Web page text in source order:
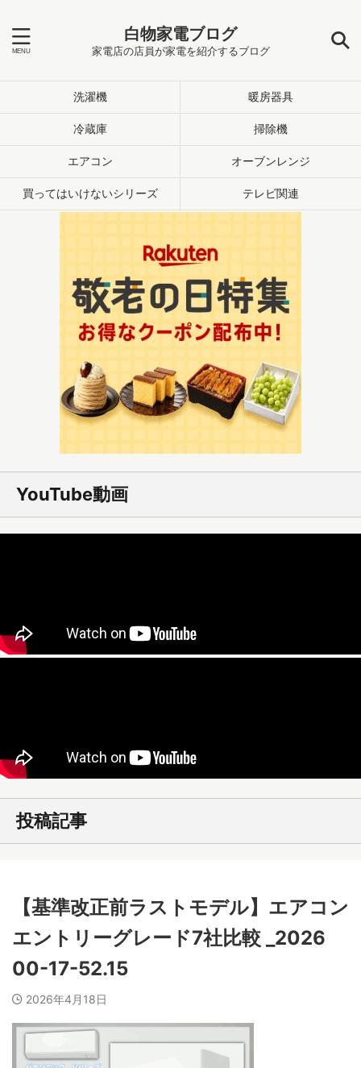
白物家電ブログ
家電店の店員が家電を紹介するブログ
洗濯機 暖房器具
冷蔵庫 掃除機
エアコン オーブンレンジ
買ってはいけないシリーズ テレビ関連
YouTube動画
投稿記事
【基準改正前ラストモデル】エアコン
エントリーグレード7社比較 _2026
00-17-52.15
2026年4月18日